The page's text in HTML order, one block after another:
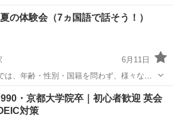
の体験会（7ヵ国語で話そう！）
6月11日
は、年齢・性別・国籍を問わず、様々な世
英語をはじめスペイン語・韓国語・中国
など『いくつものことば（多言語）』を 自
然に楽しく身につけています。 ...
その他 左京区
・京都大学院卒｜初心者歓迎 英会
対策